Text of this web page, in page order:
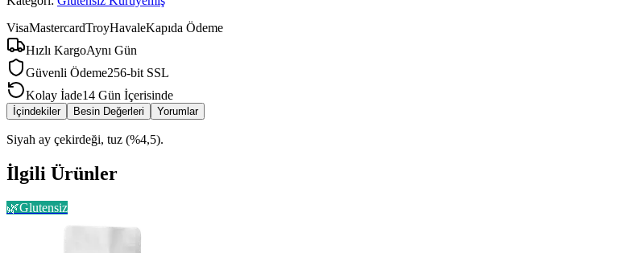
VisaMastercardTroyHavaleKapıda Ödeme
Hızlı KargoAynı Gün
Güvenli Ödeme256-bit SSL
Kolay İade14 Gün İçerisinde
İçindekiler Besin Değerleri Yorumlar
Siyah ay çekirdeği, tuz (%4,5).
İlgili Ürünler
🌿Glutensiz